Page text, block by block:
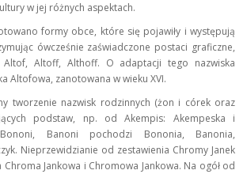
w jej różnych aspektach.
formy obce, które się pojawiły i występują
ówcześnie zaświadczone postaci graficzne,
Altof, Altoff, Althoff. O adaptacji tego nazwiska
Altofowa, zanotowana w wieku XVI.
tworzenie nazwisk rodzinnych (żon i córek oraz
podstaw, np. od Akempis: Akempeska i
Banoni pochodzi Bononia, Banonia,
Nieprzewidzianie od zestawienia Chromy Janek
Jankowa i Chromowa Jankowa. Na ogół od